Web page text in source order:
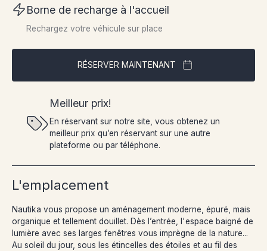
Borne de recharge à l'accueil
Rechargez votre véhicule sur place
RÉSERVER MAINTENANT
Meilleur prix!
En réservant sur notre site, vous obtenez un
meilleur prix qu’en réservant sur une autre
plateforme ou par téléphone.
L'emplacement
Nautika vous propose un aménagement moderne, épuré, mais
organique et tellement douillet. Dès l’entrée, l'espace baigné de
lumière avec ses larges fenêtres vous imprègne de la nature...
Au soleil du jour, sous les étincelles des étoiles et au fil des